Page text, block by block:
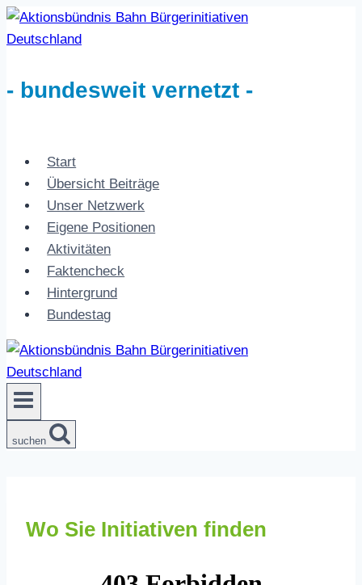
Zum
Inhalt
- bundesweit vernetzt -
Start
Übersicht Beiträge
Unser Netzwerk
Eigene Positionen
Aktivitäten
Faktencheck
Hintergrund
Bundestag
suchen
Wo Sie Initiativen finden